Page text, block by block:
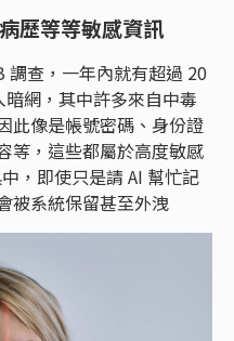
歷等等敏感資訊
查，一年內就有超過 20
網，其中許多來自中毒
此像是帳號密碼、身份證
等，這些都屬於高度敏感
，即使只是請 AI 幫忙記
被系統保留甚至外洩